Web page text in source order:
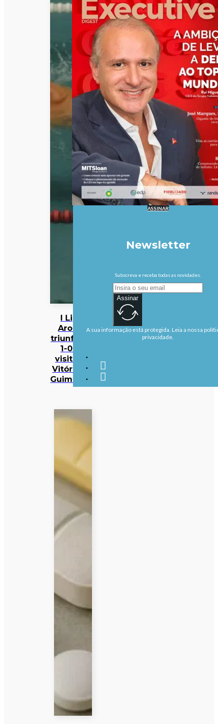
I Liga:
Arouca
triunfa por
1-0 na
visita ao
Vitória de
Guimarães
ASSINAR
Newsletter
Subscreva e receba todas as novidades.
Assinar
A sua informação está protegida. Leia a nossa
privacidade.